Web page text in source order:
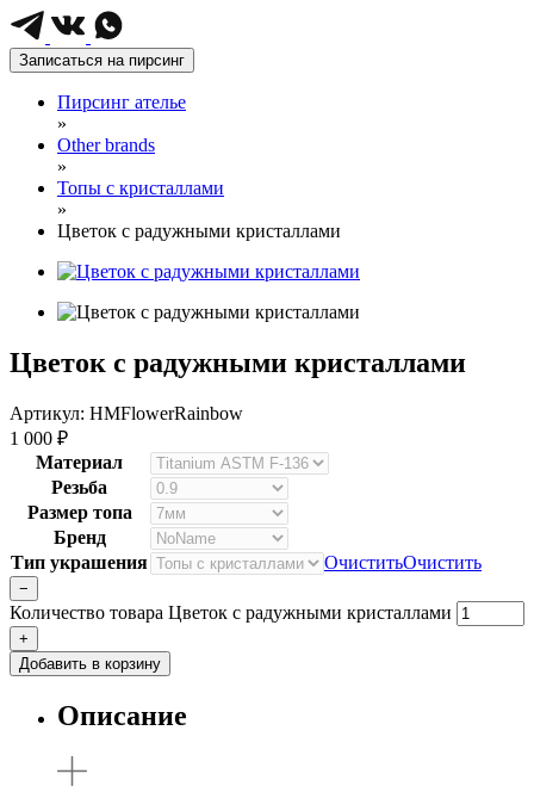
Записаться на пирсинг
Пирсинг ателье
»
Other brands
»
Топы с кристаллами
»
Цветок с радужными кристаллами
Цветок с радужными кристаллами
Артикул: HMFlowerRainbow
1 000 ₽
Материал
Резьба
Размер топа
Бренд
Тип украшения
ОчиститьОчистить
−
Количество товара Цветок с радужными кристаллами
+
Добавить в корзину
Описание